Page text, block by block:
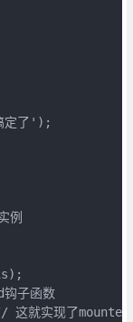
了');
例
子函数
就实现了mounted